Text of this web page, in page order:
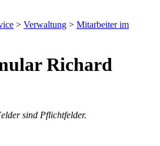
> Verwaltung > Mitarbeiter im
Richard
sind Pflichtfelder.